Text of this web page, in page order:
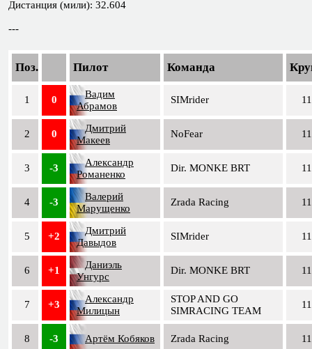
Дистанция (мили): 32.604
---
Поз. Пилот Команда
1 0
Вадим
Абрамов
SIMrider 11
2 0
Дмитрий
Макеев
NoFear 11
3 -3
Александр
Романенко
Dir. MONKE BRT 11
4 -3
Валерий
Марущенко
Zrada Racing 11
5 +2
Дмитрий
Давыдов
SIMrider 11
6 +1
Даниэль
Унгурс
Dir. MONKE BRT 11
7 +3
Александр
Милицын
STOP AND GO
SIMRACING TEAM
11
8 -3 Артём Кобяков Zrada Racing 11